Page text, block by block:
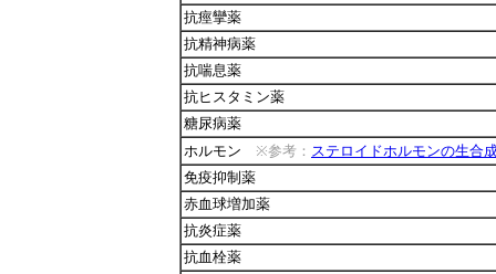
抗痙攣薬
抗精神病薬
抗喘息薬
抗ヒスタミン薬
糖尿病薬
ホルモン ※参考： ステロイドホルモンの生合
免疫抑制薬
赤血球増加薬
抗炎症薬
抗血栓薬